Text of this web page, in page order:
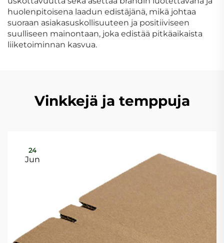
huolenpitoisena laadun edistäjänä, mikä johtaa
suoraan asiakasuskollisuuteen ja positiiviseen
suulliseen mainontaan, joka edistää pitkäaikaista
liiketoiminnan kasvua.
Vinkkejä ja temppuja
24
Jun